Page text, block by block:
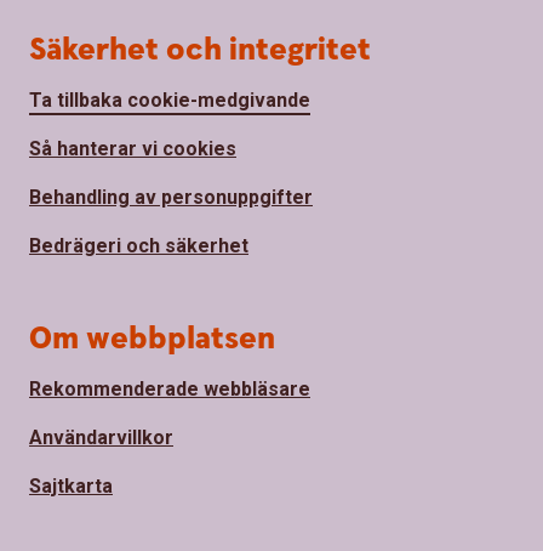
Säkerhet och integritet
Ta tillbaka cookie-medgivande
Så hanterar vi cookies
Behandling av personuppgifter
Bedrägeri och säkerhet
Om webbplatsen
Rekommenderade webbläsare
Användarvillkor
Sajtkarta